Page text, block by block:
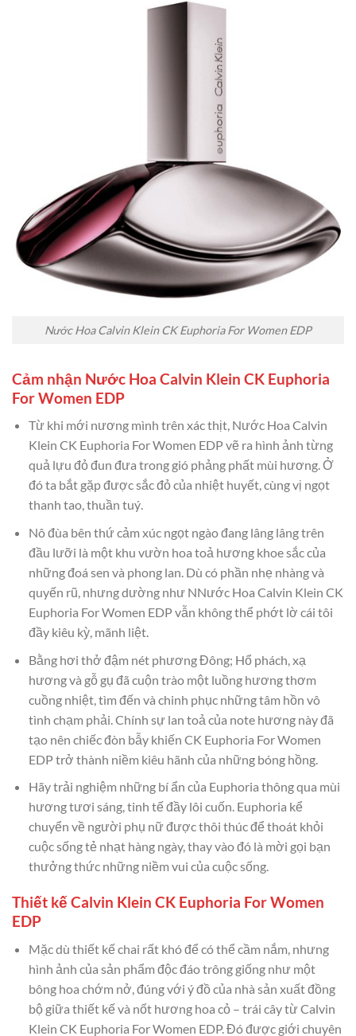
Nước Hoa Calvin Klein CK Euphoria For Women EDP
Cảm nhận Nước Hoa Calvin Klein CK Euphoria
For Women EDP
Từ khi mới nương mình trên xác thịt, Nước Hoa Calvin
Klein CK Euphoria For Women EDP vẽ ra hình ảnh từng
quả lựu đỏ đun đưa trong gió phảng phất mùi hương. Ở
đó ta bắt gặp được sắc đỏ của nhiệt huyết, cùng vị ngọt
thanh tao, thuần tuý.
Nô đùa bên thứ cảm xúc ngọt ngào đang lâng lâng trên
đầu lưỡi là một khu vườn hoa toả hương khoe sắc của
những đoá sen và phong lan. Dù có phần nhẹ nhàng và
quyến rũ, nhưng dường như NNước Hoa Calvin Klein CK
Euphoria For Women EDP vẫn không thể phớt lờ cái tôi
đầy kiêu kỳ, mãnh liệt.
Bằng hơi thở đậm nét phương Đông; Hổ phách, xạ
hương và gỗ gụ đã cuộn trào một luồng hương thơm
cuồng nhiệt, tìm đến và chinh phục những tâm hồn vô
tình chạm phải. Chính sự lan toả của note hương này đã
tạo nên chiếc đòn bẫy khiến CK Euphoria For Women
EDP trở thành niềm kiêu hãnh của những bóng hồng.
Hãy trải nghiệm những bí ẩn của Euphoria thông qua mùi
hương tươi sáng, tinh tế đầy lôi cuốn. Euphoria kể
chuyển về người phụ nữ được thôi thúc để thoát khỏi
cuộc sống tẻ nhạt hàng ngày, thay vào đó là mời gọi bạn
thưởng thức những niềm vui của cuộc sống.
Thiết kế Calvin Klein CK Euphoria For Women
EDP
Mặc dù thiết kế chai rất khó để có thể cầm nắm, nhưng
hình ảnh của sản phẩm độc đáo trông giống như một
bông hoa chớm nở, đúng với ý đồ của nhà sản xuất đồng
bộ giữa thiết kế và nốt hương hoa cỏ – trái cây từ Calvin
Klein CK Euphoria For Women EDP. Đó được giới chuyên